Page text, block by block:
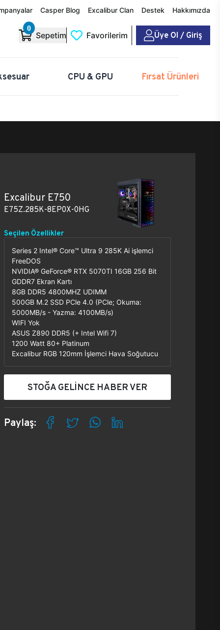
Casper Blog Excalibur Clan Destek Hakkımızda
0
Sepetim Favorilerim Üye Ol / Giriş
CPU & GPU Fırsat Ürünleri
Excalibur E750
E75Z.285K-8EP0X-0HG
Seçilen Özellikler
Series 2 Intel® Core™ Ultra 9 285K Ai işlemci
FreeDOS
NVIDIA® GeForce® RTX 5070TI 16GB 256 Bit
GDDR7 Ekran Kartı
8GB DDR5 4800MHZ UDIMM
500GB M.2 SSD PCle 4.0 (PCle; Okuma:
5000MB/s - Yazma: 4100MB/s)
WIFI Yok
ASUS Z890 DDR5 (+ Intel Wifi 7)
1200 Watt 80+ Platinum
Excalibur RGB 120mm İşlemci Hava Soğutucu
STOĞA GELİNCE HABER VER
Paylaş: